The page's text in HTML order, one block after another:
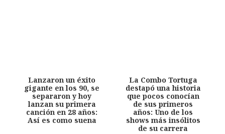
Lanzaron un éxito
gigante en los 90, se
separaron y hoy
lanzan su primera
canción en 28 años:
Así es como suena
La Combo Tortuga
destapó una historia
que pocos conocían
de sus primeros
años: Uno de los
shows más insólitos
de su carrera